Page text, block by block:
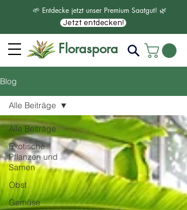
🌱 Entdecke jetzt unser Premium Saatgut! 🌿
Jetzt entdecken!
Floraspora
Blog
Alle Beiträge
Exotische
Pflanzen und
Samen
Obst
Gemüse
Alle Beiträge